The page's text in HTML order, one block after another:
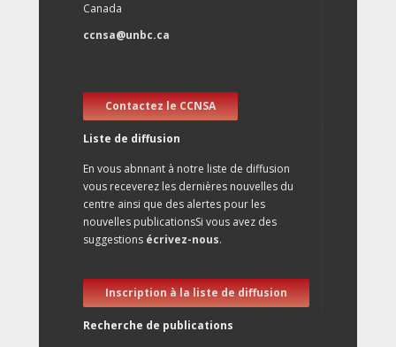
Canada
ccnsa@unbc.ca
Contactez le CCNSA
Liste de diffusion
En vous abnnant à notre liste de diffusion
vous receverez les dernières nouvelles du
centre ainsi que des alertes pour les
nouvelles publicationsSi vous avez des
suggestions écrivez-nous.
Inscription à la liste de diffusion
Recherche de publications